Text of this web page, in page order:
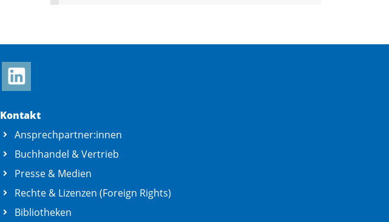
Kontakt
Ansprechpartner:innen
Buchhandel & Vertrieb
Presse & Medien
Rechte & Lizenzen (Foreign Rights)
Bibliotheken